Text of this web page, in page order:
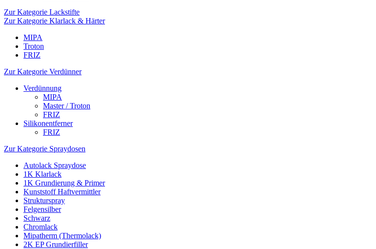
Zur Kategorie Lackstifte
Zur Kategorie Klarlack & Härter
MIPA
Troton
FRIZ
Zur Kategorie Verdünner
Verdünnung
MIPA
Master / Troton
FRIZ
Silikonentferner
FRIZ
Zur Kategorie Spraydosen
Autolack Spraydose
1K Klarlack
1K Grundierung & Primer
Kunststoff Haftvermittler
Strukturspray
Felgensilber
Schwarz
Chromlack
Mipatherm (Thermolack)
2K EP Grundierfiller